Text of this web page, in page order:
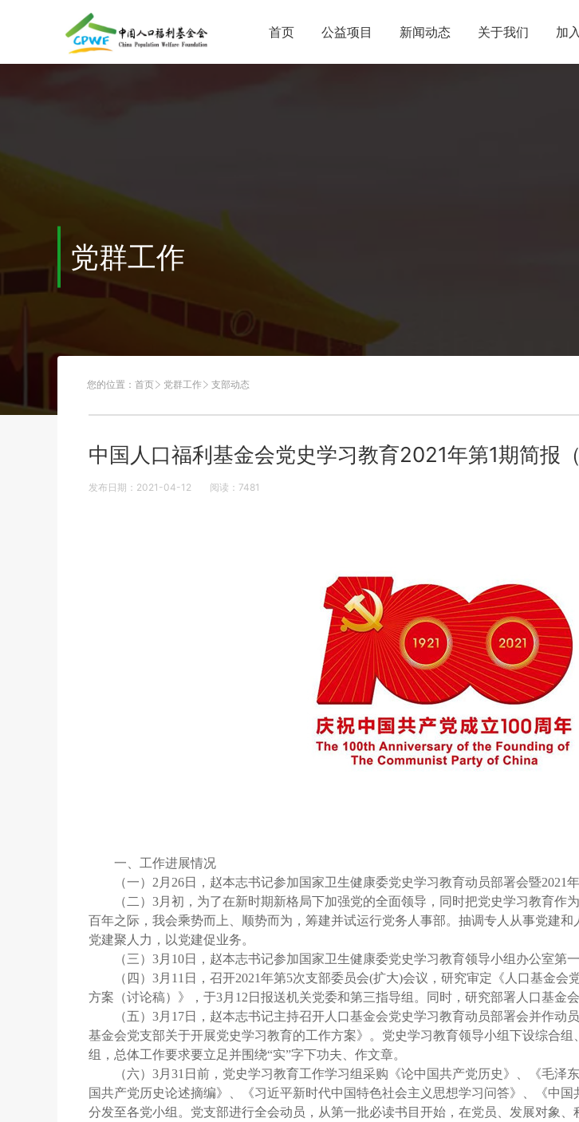
首页 公益项目 新闻动态 关于我们 加
党群工作
您的位置： 首页 党群工作 支部动态
中国人口福利基金会党史学习教育2021年第1期简报
发布日期：2021-04-12 阅读： 7481
一、工作进展情况
（一）2月26日，赵本志书记参加国家卫生健康委党史学习教育动员部署会暨2021
（二）3月初，为了在新时期新格局下加强党的全面领导，同时把党史学习教育作
百年之际，我会乘势而上、顺势而为，筹建并试运行党务人事部。抽调专人从事党建和
党建聚人力，以党建促业务。
（三）3月10日，赵本志书记参加国家卫生健康委党史学习教育领导小组办公室第
（四）3月11日，召开2021年第5次支部委员会(扩大)会议，研究审定《人口基金
方案（讨论稿）》，于3月12日报送机关党委和第三指导组。同时，研究部署人口基金
（五）3月17日，赵本志书记主持召开人口基金会党史学习教育动员部署会并作动
基金会党支部关于开展党史学习教育的工作方案》。党史学习教育领导小组下设综合
组，总体工作要求要立足并围绕“实”字下功夫、作文章。
（六）3月31日前，党史学习教育工作学习组采购《论中国共产党历史》、《毛泽
国共产党历史论述摘编》、《习近平新时代中国特色社会主义思想学习问答》、《中
分发至各党小组。党支部进行全会动员，从第一批必读书目开始，在党员、发展对象